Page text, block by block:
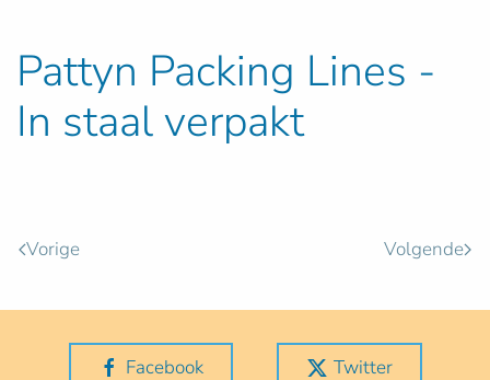
Pattyn Packing Lines -
In staal verpakt
Vorige Volgende
Facebook Twitter